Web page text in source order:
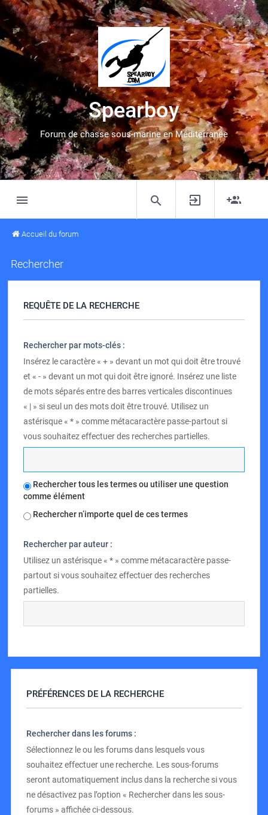
Spearboy
Forum de chasse sous-marine en Méditerranée
Accueil du forum
Rechercher
REQUÊTE DE LA RECHERCHE
Rechercher par mots-clés :
Insérez le caractère « + » devant un mot qui doit être trouvé
et « - » devant un mot qui doit être ignoré. Insérez une liste
de mots séparés entre des barres verticales discontinues
« | » si seul un des mots doit être trouvé. Utilisez un
astérisque « * » comme métacaractère passe-partout si
vous souhaitez effectuer des recherches partielles.
Rechercher tous les termes ou utiliser une question
comme élément
Rechercher n’importe quel de ces termes
Rechercher par auteur :
Utilisez un astérisque « * » comme métacaractère passe-
partout si vous souhaitez effectuer des recherches
partielles.
PRÉFÉRENCES DE LA RECHERCHE
Rechercher dans les forums :
Sélectionnez le ou les forums dans lesquels vous
souhaitez effectuer une recherche. Les sous-forums
seront automatiquement inclus dans la recherche si vous
ne désactivez pas l’option « Rechercher dans les sous-
forums » affichée ci-dessous.